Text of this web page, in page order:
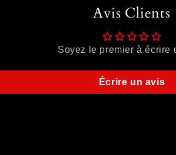
Avis Clients
Soyez le premier à écrire
Écrire un avis